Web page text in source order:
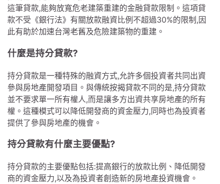
這筆貸款,能夠放寬危老建築重建的金融貸款限制。這項貸
款不受《銀行法》有關放款融資比例不超過30%的限制,因
此有助於加速台灣老舊及危險建築物的重建。
什麼是持分貸款?
持分貸款是一種特殊的融資方式,允許多個投資者共同出資
參與房地產開發項目。與傳統按揭貸款不同的是,持分貸款
並不要求單一所有權人,而是讓多方出資共享房地產的所有
權。這種模式可以降低開發商的資金壓力,同時也為投資者
提供了參與房地產的機會。
持分貸款有什麼主要優點?
持分貸款的主要優點包括:提高銀行的放款比例、降低開發
商的資金壓力,以及為投資者創造新的房地產投資機會。